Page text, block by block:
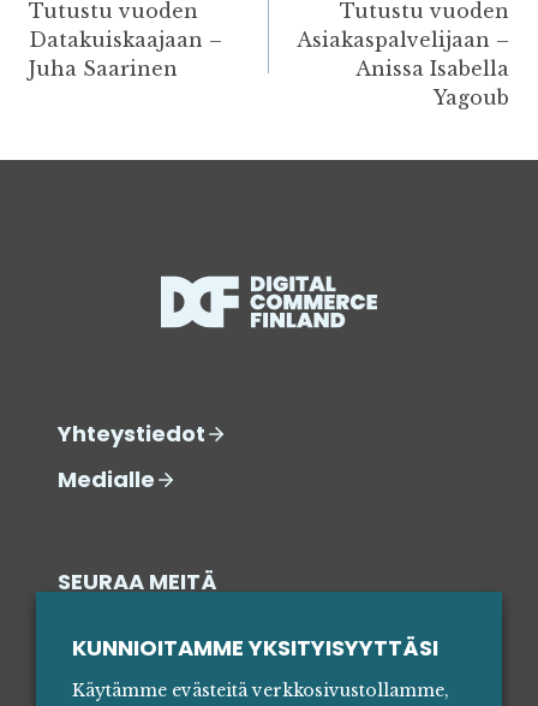
SELAUS
Tutustu vuoden
Datakuiskaajaan –
Juha Saarinen
Tutustu vuoden
Asiakaspalvelijaan –
Anissa Isabella
Yagoub
Yhteystiedot
Medialle
SEURAA MEITÄ
KUNNIOITAMME YKSITYISYYTTÄSI
Käytämme evästeitä verkkosivustollamme,